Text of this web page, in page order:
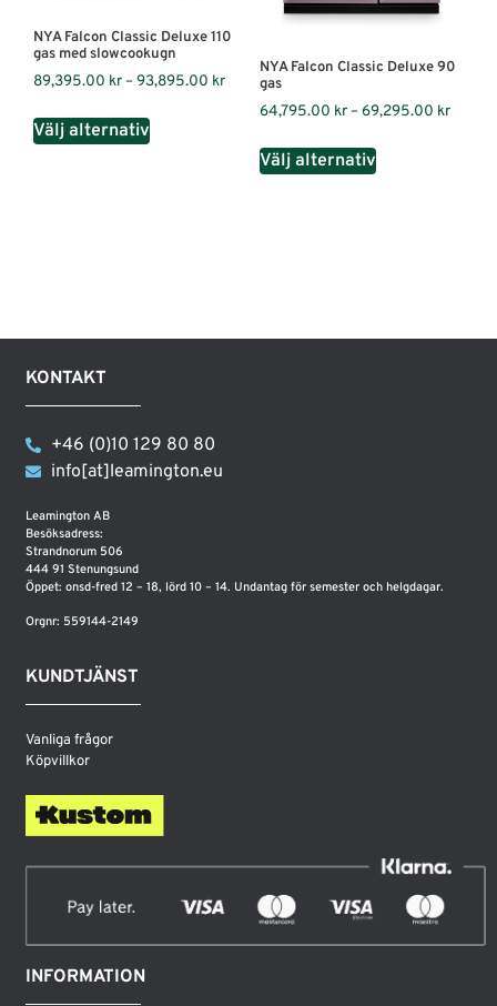
NYA Falcon Classic Deluxe 110
gas med slowcookugn
89,395.00 kr–93,895.00 kr
Välj alternativ
NYA Falcon Classic Deluxe 90
gas
64,795.00 kr– 69,295.00 kr
Välj alternativ
KONTAKT
+46 (0)10 129 80 80
info[at]leamington.eu
Leamington AB
Besöksadress:
Strandnorum 506
444 91 Stenungsund
Öppet: onsd-fred 12 – 18, lörd 10 – 14. Undantag för semester och helgdagar.
Orgnr: 559144-2149
KUNDTJÄNST
Vanliga frågor
Köpvillkor
INFORMATION